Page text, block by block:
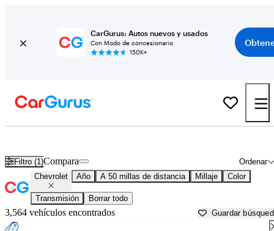
CarGurus: Autos nuevos y usados
Con Modo de concesionario
150K+
Filtro (1) Ordenar
Compara
Chevrolet Año A 50 millas de distancia Millaje Color
Transmisión Borrar todo
3,564 vehículos encontrados Guardar